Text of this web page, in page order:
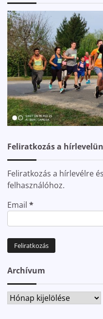
Feliratkozás a
Feliratkozás a hírlevélre
felhasználóhoz.
Email *
Archívum
Archívum